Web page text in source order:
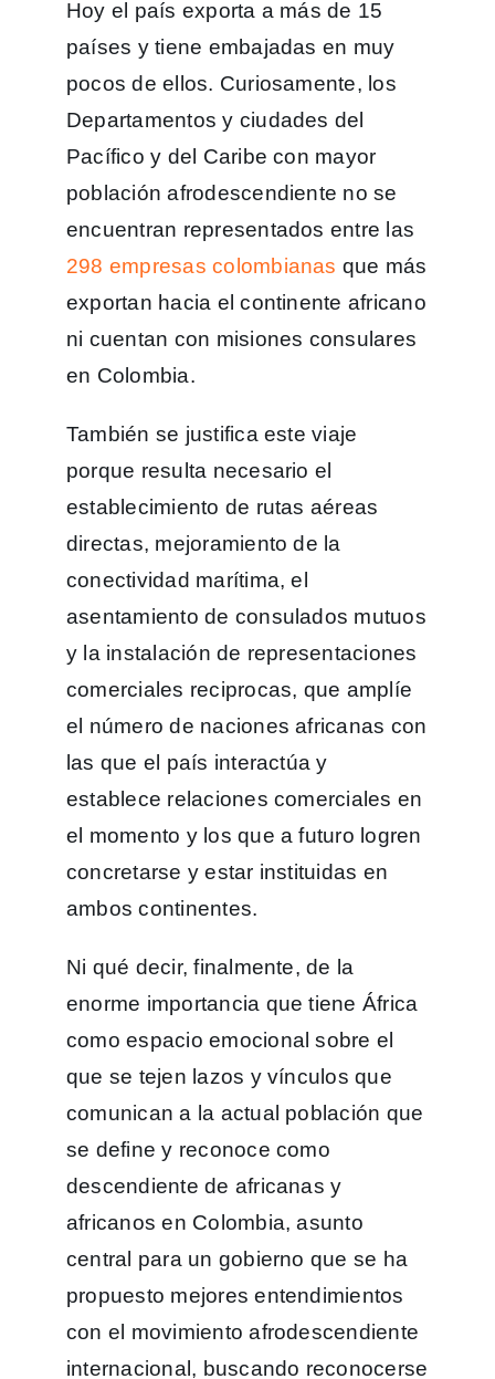
Hoy el país exporta a más de 15
países y tiene embajadas en muy
pocos de ellos. Curiosamente, los
Departamentos y ciudades del
Pacífico y del Caribe con mayor
población afrodescendiente no se
encuentran representados entre las
298 empresas colombianas que más
exportan hacia el continente africano
ni cuentan con misiones consulares
en Colombia.
También se justifica este viaje
porque resulta necesario el
establecimiento de rutas aéreas
directas, mejoramiento de la
conectividad marítima, el
asentamiento de consulados mutuos
y la instalación de representaciones
comerciales reciprocas, que amplíe
el número de naciones africanas con
las que el país interactúa y
establece relaciones comerciales en
el momento y los que a futuro logren
concretarse y estar instituidas en
ambos continentes.
Ni qué decir, finalmente, de la
enorme importancia que tiene África
como espacio emocional sobre el
que se tejen lazos y vínculos que
comunican a la actual población que
se define y reconoce como
descendiente de africanas y
africanos en Colombia, asunto
central para un gobierno que se ha
propuesto mejores entendimientos
con el movimiento afrodescendiente
internacional, buscando reconocerse